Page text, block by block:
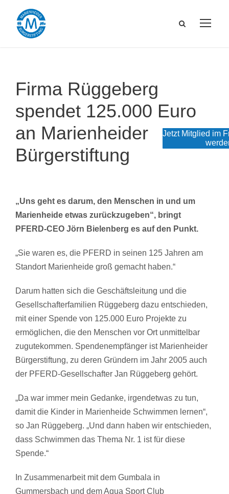
Firma Rüggeberg
spendet 125.000 Euro
an Marienheider
Bürgerstiftung
„Uns geht es darum, den Menschen in und um
Marienheide etwas zurückzugeben“, bringt
PFERD-CEO Jörn Bielenberg es auf den Punkt.
„Sie waren es, die PFERD in seinen 125 Jahren am
Standort Marienheide groß gemacht haben.“
Darum hatten sich die Geschäftsleitung und die
Gesellschafterfamilien Rüggeberg dazu entschieden,
mit einer Spende von 125.000 Euro Projekte zu
ermöglichen, die den Menschen vor Ort unmittelbar
zugutekommen. Spendenempfänger ist Marienheider
Bürgerstiftung, zu deren Gründern im Jahr 2005 auch
der PFERD-Gesellschafter Jan Rüggeberg gehört.
„Da war immer mein Gedanke, irgendetwas zu tun,
damit die Kinder in Marienheide Schwimmen lernen“,
so Jan Rüggeberg. „Und dann haben wir entschieden,
dass Schwimmen das Thema Nr. 1 ist für diese
Spende.“
In Zusammenarbeit mit dem Gumbala in
Gummersbach und dem Aqua Sport Club
Jetzt Mitglied im